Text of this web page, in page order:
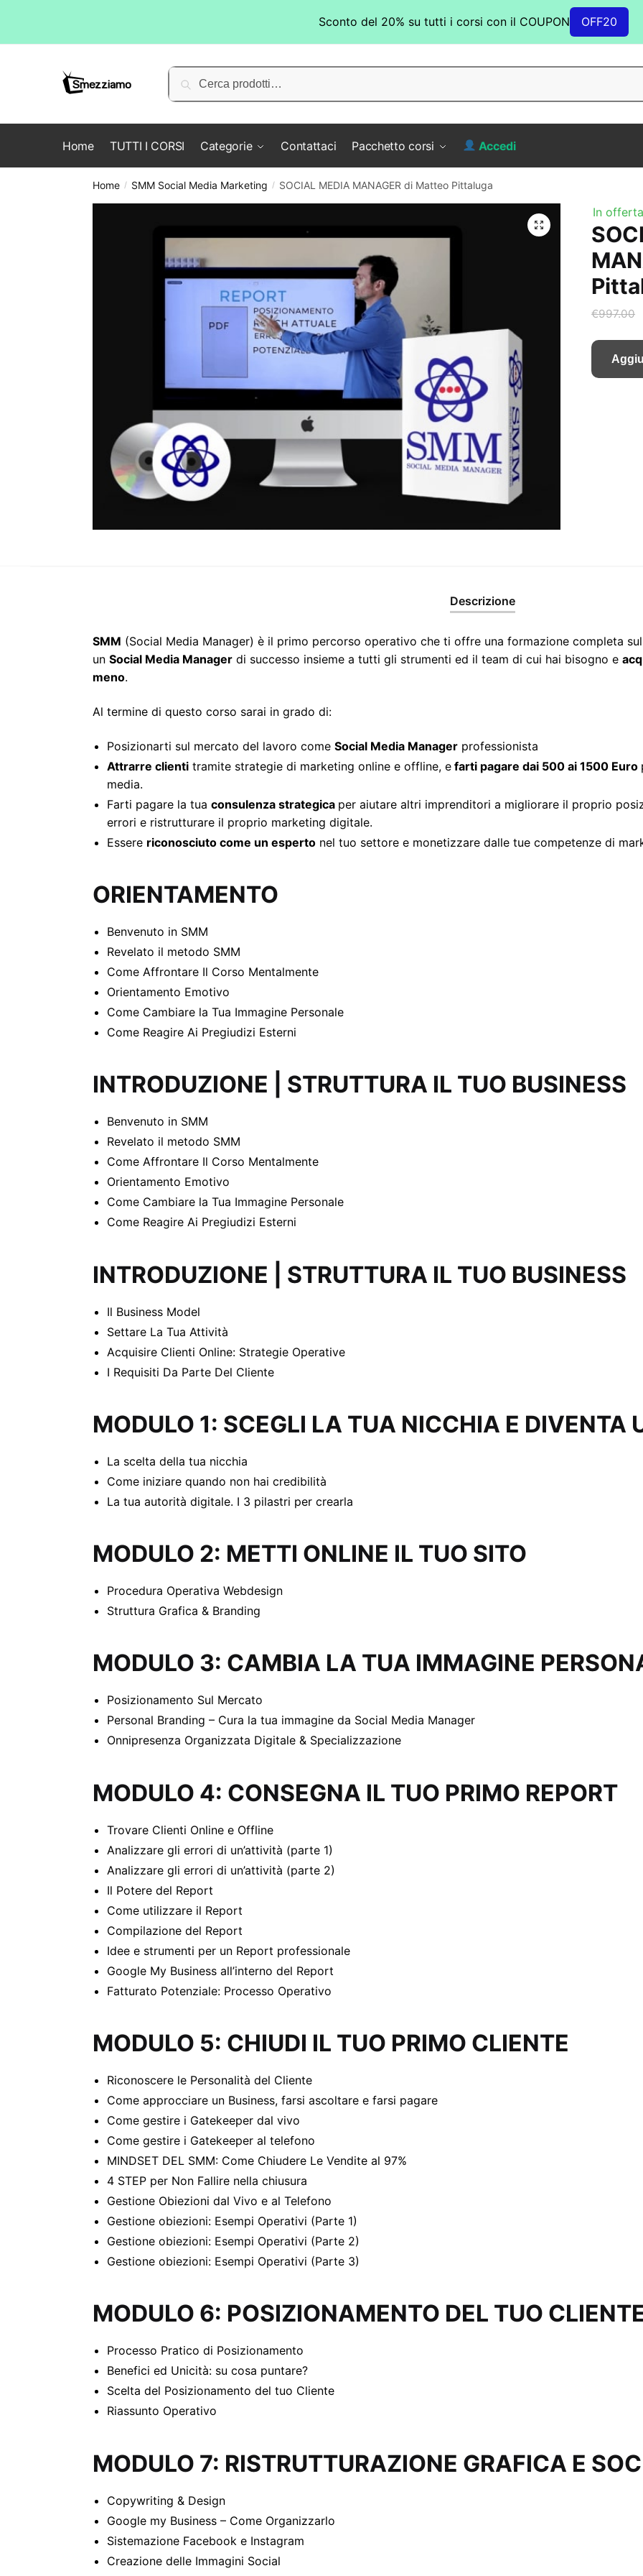
Cerca:
Cerca
Home TUTTI I CORSI Categorie Contattaci Pacchetto corsi Accedi
Home / SMM Social Media Marketing / SOCIAL MEDIA MANAGER di Matteo Pittaluga
In
€997.00
Descrizione
SMM (Social Media Manager) è il primo percorso operativo che ti offre una formazione completa
un Social Media Managerdi successo insieme a tutti gli strumenti ed il team di cui hai bisogno e
meno.
Al termine di questo corso sarai in grado di:
Posizionarti sul mercato del lavoro come Social Media Managerprofessionista
Attrarre clientitramite strategie di marketing online e offline, efarti pagare dai 500 ai 1500 Euro
media.
Farti pagare la tua consulenza strategica per aiutare altri imprenditori a migliorare il proprio
errori e ristrutturare il proprio marketing digitale.
Essere riconosciuto come un espertonel tuo settore e monetizzare dalle tue competenze di
ORIENTAMENTO
Benvenuto in SMM
Revelato il metodo SMM
Come Affrontare Il Corso Mentalmente
Orientamento Emotivo
Come Cambiare la Tua Immagine Personale
Come Reagire Ai Pregiudizi Esterni
INTRODUZIONE | STRUTTURA IL TUO BUSINESS
Benvenuto in SMM
Revelato il metodo SMM
Come Affrontare Il Corso Mentalmente
Orientamento Emotivo
Come Cambiare la Tua Immagine Personale
Come Reagire Ai Pregiudizi Esterni
INTRODUZIONE | STRUTTURA IL TUO BUSINESS
Il Business Model
Settare La Tua Attività
Acquisire Clienti Online: Strategie Operative
I Requisiti Da Parte Del Cliente
MODULO 1: SCEGLI LA TUA NICCHIA E DIVENTA
La scelta della tua nicchia
Come iniziare quando non hai credibilità
La tua autorità digitale. I 3 pilastri per crearla
MODULO 2: METTI ONLINE IL TUO SITO
Procedura Operativa Webdesign
Struttura Grafica & Branding
MODULO 3: CAMBIA LA TUA IMMAGINE
Posizionamento Sul Mercato
Personal Branding – Cura la tua immagine da Social Media Manager
Onnipresenza Organizzata Digitale & Specializzazione
MODULO 4: CONSEGNA IL TUO PRIMO REPORT
Trovare Clienti Online e Offline
Analizzare gli errori di un’attività (parte 1)
Analizzare gli errori di un’attività (parte 2)
Il Potere del Report
Come utilizzare il Report
Compilazione del Report
Idee e strumenti per un Report professionale
Google My Business all’interno del Report
Fatturato Potenziale: Processo Operativo
MODULO 5: CHIUDI IL TUO PRIMO CLIENTE
Riconoscere le Personalità del Cliente
Come approcciare un Business, farsi ascoltare e farsi pagare
Come gestire i Gatekeeper dal vivo
Come gestire i Gatekeeper al telefono
MINDSET DEL SMM: Come Chiudere Le Vendite al 97%
4 STEP per Non Fallire nella chiusura
Gestione Obiezioni dal Vivo e al Telefono
Gestione obiezioni: Esempi Operativi (Parte 1)
Gestione obiezioni: Esempi Operativi (Parte 2)
Gestione obiezioni: Esempi Operativi (Parte 3)
MODULO 6: POSIZIONAMENTO DEL TUO
Processo Pratico di Posizionamento
Benefici ed Unicità: su cosa puntare?
Scelta del Posizionamento del tuo Cliente
Riassunto Operativo
MODULO 7: RISTRUTTURAZIONE GRAFICA E
Copywriting & Design
Google my Business – Come Organizzarlo
Sistemazione Facebook e Instagram
Creazione delle Immagini Social
Sconto del 20% su tutti i corsi con il COUPON OFF20